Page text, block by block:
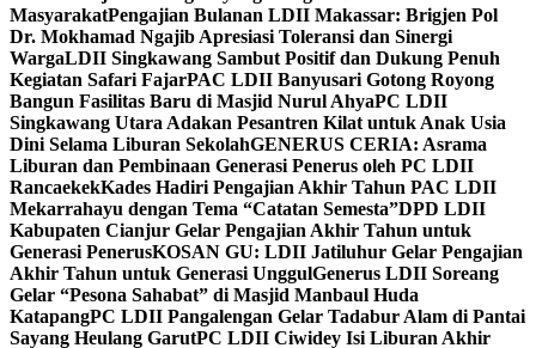
MasyarakatPengajian Bulanan LDII Makassar: Brigjen Pol
Dr. Mokhamad Ngajib Apresiasi Toleransi dan Sinergi
WargaLDII Singkawang Sambut Positif dan Dukung Penuh
Kegiatan Safari FajarPAC LDII Banyusari Gotong Royong
Bangun Fasilitas Baru di Masjid Nurul AhyaPC LDII
Singkawang Utara Adakan Pesantren Kilat untuk Anak Usia
Dini Selama Liburan SekolahGENERUS CERIA: Asrama
Liburan dan Pembinaan Generasi Penerus oleh PC LDII
RancaekekKades Hadiri Pengajian Akhir Tahun PAC LDII
Mekarrahayu dengan Tema “Catatan Semesta”DPD LDII
Kabupaten Cianjur Gelar Pengajian Akhir Tahun untuk
Generasi PenerusKOSAN GU: LDII Jatiluhur Gelar Pengajian
Akhir Tahun untuk Generasi UnggulGenerus LDII Soreang
Gelar “Pesona Sahabat” di Masjid Manbaul Huda
KatapangPC LDII Pangalengan Gelar Tadabur Alam di Pantai
Sayang Heulang GarutPC LDII Ciwidey Isi Liburan Akhir